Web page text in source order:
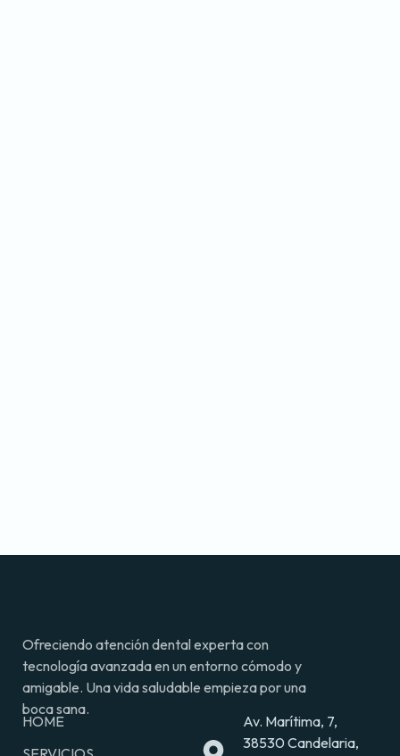
Ofreciendo atención dental experta con
tecnología avanzada en un entorno cómodo y
amigable. Una vida saludable empieza por una
boca sana.
HOME
Av. Marítima, 7,
38530 Candelaria,